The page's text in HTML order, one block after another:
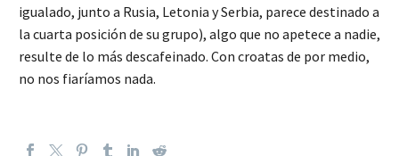
igualado, junto a Rusia, Letonia y Serbia, parece destinado a
la cuarta posición de su grupo), algo que no apetece a nadie,
resulte de lo más descafeinado. Con croatas de por medio,
no nos fiaríamos nada.